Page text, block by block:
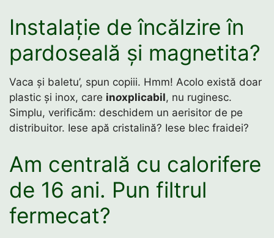
Instalație de încălzire în
pardoseală și magnetita?
Vaca și baletu’, spun copiii. Hmm! Acolo există doar
plastic și inox, care inoxplicabil, nu ruginesc.
Simplu, verificăm: deschidem un aerisitor de pe
distribuitor. Iese apă cristalină? Iese blec fraidei?
Am centrală cu calorifere
de 16 ani. Pun filtrul
fermecat?